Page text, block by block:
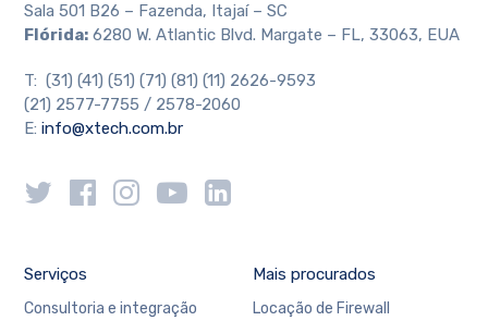
Sala 501 B26 – Fazenda, Itajaí – SC
Flórida: 6280 W. Atlantic Blvd. Margate – FL, 33063, EUA
T: (31) (41) (51) (71) (81) (11) 2626-9593
(21) 2577-7755 / 2578-2060
E:info@xtech.com.br
Serviços
Consultoria e integração
Mais procurados
Locação de Firewall